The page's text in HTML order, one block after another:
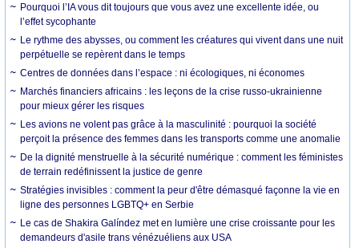
Pourquoi l’IA vous dit toujours que vous avez une excellente idée, ou
l’effet sycophante
Le rythme des abysses, ou comment les créatures qui vivent dans une nuit
perpétuelle se repèrent dans le temps
Centres de données dans l’espace : ni écologiques, ni économes
Marchés financiers africains : les leçons de la crise russo-ukrainienne
pour mieux gérer les risques
Les avions ne volent pas grâce à la masculinité : pourquoi la société
perçoit la présence des femmes dans les transports comme une anomalie
De la dignité menstruelle à la sécurité numérique : comment les féministes
de terrain redéfinissent la justice de genre
Stratégies invisibles : comment la peur d'être démasqué façonne la vie en
ligne des personnes LGBTQ+ en Serbie
Le cas de Shakira Galíndez met en lumière une crise croissante pour les
demandeurs d'asile trans vénézuéliens aux USA